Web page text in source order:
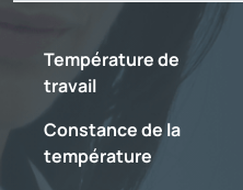
Température de
travail
Constance de la
température